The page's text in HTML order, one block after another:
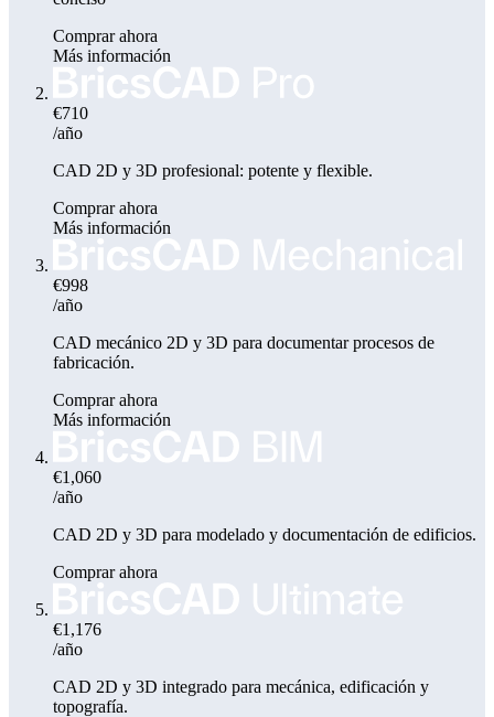
Comprar ahora
Más información
€710
/año
CAD 2D y 3D profesional: potente y flexible.
Comprar ahora
Más información
€998
/año
CAD mecánico 2D y 3D para documentar procesos de
fabricación.
Comprar ahora
Más información
€1,060
/año
CAD 2D y 3D para modelado y documentación de edificios.
Comprar ahora
€1,176
/año
CAD 2D y 3D integrado para mecánica, edificación y
topografía.